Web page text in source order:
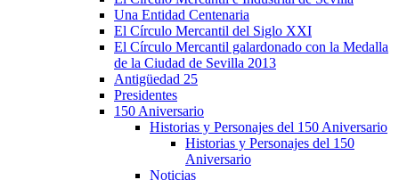
Una Entidad Centenaria
El Círculo Mercantil del Siglo XXI
El Círculo Mercantil galardonado con la Medalla
de la Ciudad de Sevilla 2013
Antigüedad 25
Presidentes
150 Aniversario
Historias y Personajes del 150 Aniversario
Historias y Personajes del 150
Aniversario
Noticias